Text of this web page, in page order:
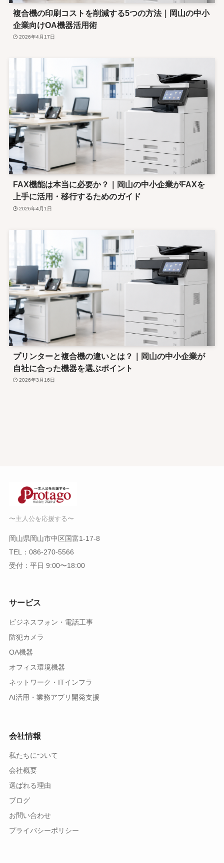
複合機の印刷コストを削減する5つの方法｜岡山の中小
企業向けOA機器活用術
2026年4月17日
FAX機能は本当に必要か？｜岡山の中小企業がFAXを
上手に活用・移行するためのガイド
2026年4月1日
プリンターと複合機の違いとは？｜岡山の中小企業が
自社に合った機器を選ぶポイント
2026年3月16日
〜主人公を応援する〜
岡山県岡山市中区国富1-17-8
TEL： 086-270-5566
受付：平日 9:00〜18:00
サービス
ビジネスフォン・電話工事
防犯カメラ
OA機器
オフィス環境機器
ネットワーク・ITインフラ
AI活用・業務アプリ開発支援
会社情報
私たちについて
会社概要
選ばれる理由
ブログ
お問い合わせ
プライバシーポリシー